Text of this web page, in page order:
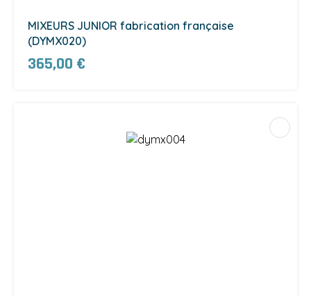
MIXEURS JUNIOR fabrication française
(DYMX020)
365,00 €